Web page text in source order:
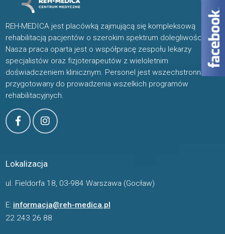
REH-MEDICA jest placówką zajmującą się kompleksową
rehabilitacją pacjentów o szerokim spektrum dolegliwości.
Nasza praca oparta jest o współpracę zespołu lekarzy
specjalistów oraz fizjoterapeutów z wieloletnim
doświadczeniem klinicznym. Personel jest wszechstronnie
przygotowany do prowadzenia wszelkich programów
rehabilitacyjnych.
Lokalizacja
ul. Fieldorfa 18, 03-984 Warszawa (Gocław)
E: informacja@reh-medica.pl
22 243 26 88